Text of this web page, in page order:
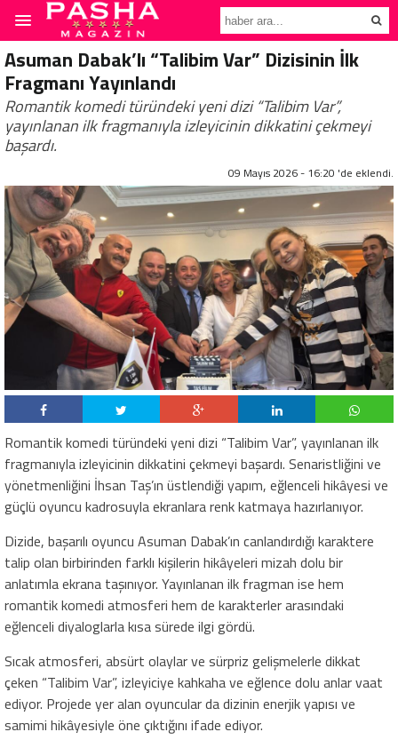
Asuman Dabak’lı “Talibim Var” Dizisinin İlk
Fragmanı Yayınlandı
Romantik komedi türündeki yeni dizi “Talibim Var”,
yayınlanan ilk fragmanıyla izleyicinin dikkatini çekmeyi
başardı.
09 Mayıs 2026 - 16:20 'de eklendi.
Romantik komedi türündeki yeni dizi “Talibim Var”, yayınlanan ilk
fragmanıyla izleyicinin dikkatini çekmeyi başardı. Senaristliğini ve
yönetmenliğini İhsan Taş’ın üstlendiği yapım, eğlenceli hikâyesi ve
güçlü oyuncu kadrosuyla ekranlara renk katmaya hazırlanıyor.
Dizide, başarılı oyuncu Asuman Dabak’ın canlandırdığı karaktere
talip olan birbirinden farklı kişilerin hikâyeleri mizah dolu bir
anlatımla ekrana taşınıyor. Yayınlanan ilk fragman ise hem
romantik komedi atmosferi hem de karakterler arasındaki
eğlenceli diyaloglarla kısa sürede ilgi gördü.
Sıcak atmosferi, absürt olaylar ve sürpriz gelişmelerle dikkat
çeken “Talibim Var”, izleyiciye kahkaha ve eğlence dolu anlar vaat
ediyor. Projede yer alan oyuncular da dizinin enerjik yapısı ve
samimi hikâyesiyle öne çıktığını ifade ediyor.